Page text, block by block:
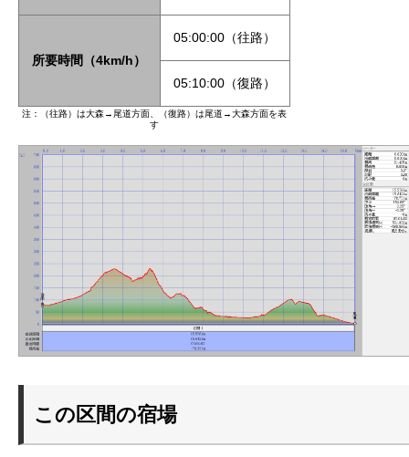
注：（往路）は大森→尾道方面、（復路）は尾道→大森方面を表
す
所要時間（4km/h）
05:00:00（往路）
05:10:00（復路）
この区間の宿場